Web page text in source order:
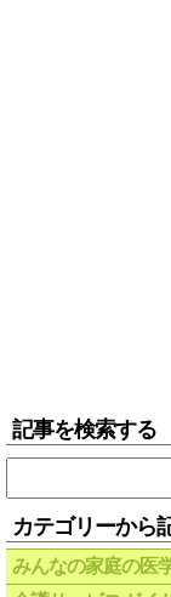
記事を検索する
カテゴリーから
みんなの家庭の医